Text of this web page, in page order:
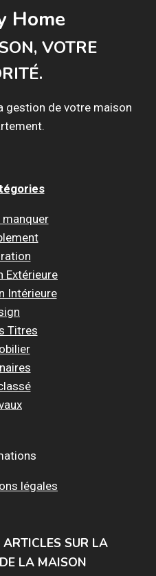
Home
VOTRE
gestion de votre maison
manquer
Extérieure
Intérieure
Titres
légales
SUR LA
LA MAISON